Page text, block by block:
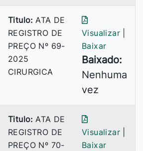
Titulo: ATA DE
REGISTRO DE
PREÇO Nº 69-
2025
CIRURGICA
Visualizar
Baixar
Baixado:
Nenhuma
vez
Titulo: ATA DE
REGISTRO DE
PREÇO Nº 70-
Visualizar
Baixar